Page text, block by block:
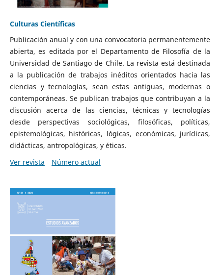
Culturas Científicas
Publicación anual y con una convocatoria permanentemente
abierta, es editada por el Departamento de Filosofía de la
Universidad de Santiago de Chile. La revista está destinada
a la publicación de trabajos inéditos orientados hacia las
ciencias y tecnologías, sean estas antiguas, modernas o
contemporáneas. Se publican trabajos que contribuyan a la
discusión acerca de las ciencias, técnicas y tecnologías
desde perspectivas sociológicas, filosóficas, políticas,
epistemológicas, históricas, lógicas, económicas, jurídicas,
didácticas, antropológicas, y éticas.
Ver revista
Número actual